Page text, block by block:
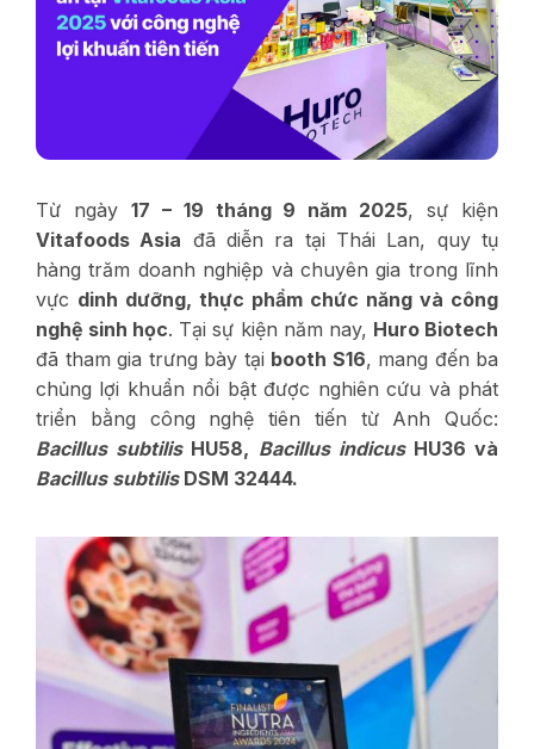
Từ ngày 17 – 19 tháng 9 năm 2025, sự kiện
Vitafoods Asia đã diễn ra tại Thái Lan, quy tụ
hàng trăm doanh nghiệp và chuyên gia trong lĩnh
vực dinh dưỡng, thực phẩm chức năng và công
nghệ sinh học. Tại sự kiện năm nay, Huro Biotech
đã tham gia trưng bày tại booth S16, mang đến ba
chủng lợi khuẩn nổi bật được nghiên cứu và phát
triển bằng công nghệ tiên tiến từ Anh Quốc:
Bacillus subtilisHU58, Bacillus indicusHU36 và
Bacillus subtilisDSM 32444.